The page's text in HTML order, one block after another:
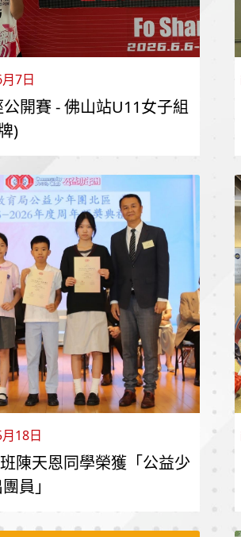
7日
公開賽 - 佛山站U11女子組
)
18日
陳天恩同學榮獲「公益少
員」